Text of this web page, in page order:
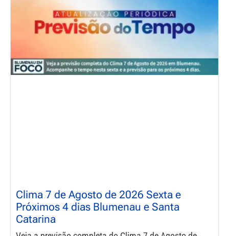
Clima 7 de Agosto de 2026 Sexta e
Próximos 4 dias Blumenau e Santa
Catarina